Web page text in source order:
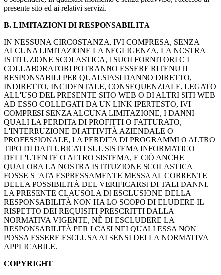
presente sito ed ai relativi servizi.
B. LIMITAZIONI DI RESPONSABILITÀ
IN NESSUNA CIRCOSTANZA, IVI COMPRESA, SENZA
ALCUNA LIMITAZIONE LA NEGLIGENZA, LA NOSTRA
ISTITUZIONE SCOLASTICA, I SUOI FORNITORI O I
COLLABORATORI POTRANNO ESSERE RITENUTI
RESPONSABILI PER QUALSIASI DANNO DIRETTO,
INDIRETTO, INCIDENTALE, CONSEQUENZIALE, LEGATO
ALL'USO DEL PRESENTE SITO WEB O DI ALTRI SITI WEB
AD ESSO COLLEGATI DA UN LINK IPERTESTO, IVI
COMPRESI SENZA ALCUNA LIMITAZIONE, I DANNI
QUALI LA PERDITA DI PROFITTI O FATTURATO,
L'INTERRUZIONE DI ATTIVITÀ AZIENDALE O
PROFESSIONALE, LA PERDITA DI PROGRAMMI O ALTRO
TIPO DI DATI UBICATI SUL SISTEMA INFORMATICO
DELL'UTENTE O ALTRO SISTEMA, E CIÒ ANCHE
QUALORA LA NOSTRA ISTITUZIONE SCOLASTICA
FOSSE STATA ESPRESSAMENTE MESSA AL CORRENTE
DELLA POSSIBILITÀ DEL VERIFICARSI DI TALI DANNI.
LA PRESENTE CLAUSOLA DI ESCLUSIONE DELLA
RESPONSABILITÀ NON HA LO SCOPO DI ELUDERE IL
RISPETTO DEI REQUISITI PRESCRITTI DALLA
NORMATIVA VIGENTE, NÈ DI ESCLUDERE LA
RESPONSABILITÀ PER I CASI NEI QUALI ESSA NON
POSSA ESSERE ESCLUSA AI SENSI DELLA NORMATIVA
APPLICABILE.
COPYRIGHT